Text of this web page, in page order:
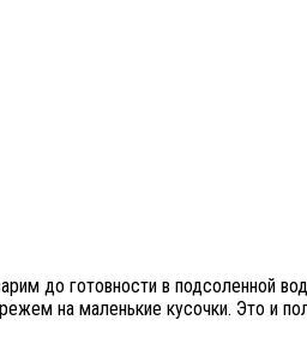
до готовности в подсоленной
на маленькие кусочки. Это и